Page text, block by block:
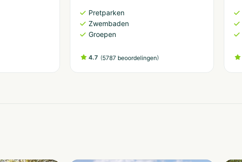
Pretparken
Zwembaden
Groepen
4.7 (5787 beoordelingen)